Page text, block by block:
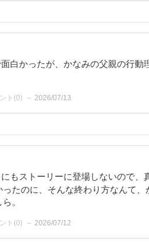
白かったが、かなみの父親の行動
ト(0) 2026/07/13
もストーリーに登場しないので、
たのに、そんな終わり方なんて
。
ト(0) 2026/07/12